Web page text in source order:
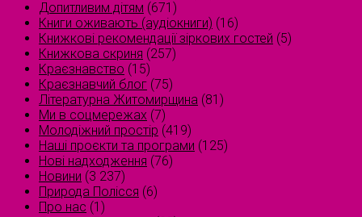
Допитливим дітям (671)
Книги оживають (аудіокниги) (16)
Книжкові рекомендації зіркових гостей (5)
Книжкова скриня (257)
Краєзнавство (15)
Краєзнавчий блог (75)
Літературна Житомирщина (81)
Ми в соцмережах (7)
Молодіжний простір (419)
Наші проєкти та програми (125)
Нові надходження (76)
Новини (3 237)
Природа Полісся (6)
Про нас (1)